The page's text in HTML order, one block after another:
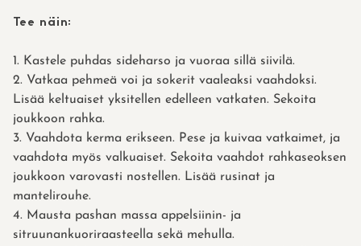
Tee näin:
Kastele puhdas sideharso ja vuoraa sillä siivilä.
Vatkaa pehmeä voi ja sokerit vaaleaksi vaahdoksi.
Lisää keltuaiset yksitellen edelleen vatkaten. Sekoita
joukkoon rahka.
Vaahdota kerma erikseen. Pese ja kuivaa vatkaimet, ja
vaahdota myös valkuaiset. Sekoita vaahdot rahkaseoksen
joukkoon varovasti nostellen. Lisää rusinat ja
mantelirouhe.
Mausta pashan massa appelsiinin- ja
sitruunankuoriraasteella sekä mehulla.